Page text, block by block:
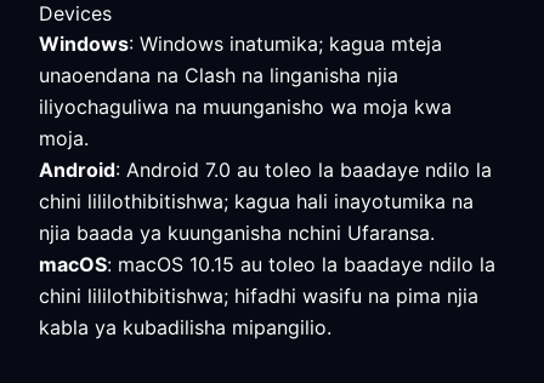
Devices
Windows: Windows inatumika; kagua mteja
unaoendana na Clash na linganisha njia
iliyochaguliwa na muunganisho wa moja kwa
moja.
Android: Android 7.0 au toleo la baadaye ndilo la
chini lililothibitishwa; kagua hali inayotumika na
njia baada ya kuunganisha nchini Ufaransa.
macOS: macOS 10.15 au toleo la baadaye ndilo la
chini lililothibitishwa; hifadhi wasifu na pima njia
kabla ya kubadilisha mipangilio.